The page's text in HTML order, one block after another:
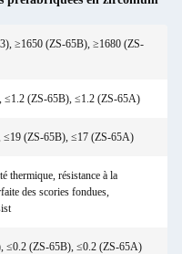
≥1650 (ZS-65B), ≥1680 (ZS-
≤1.2 (ZS-65B), ≤1.2 (ZS-65A)
≤19 (ZS-65B), ≤17 (ZS-65A)
thermique, résistance à la
des scories fondues,
≤0.2 (ZS-65B), ≤0.2 (ZS-65A)